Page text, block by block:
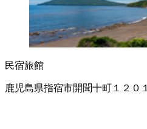
民宿旅館
鹿児島県指宿市開聞十町１２０１